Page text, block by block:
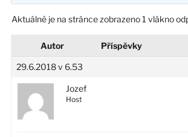
Aktuálně je na stránce zobrazeno 1 vlákno
Autor Příspěvky
29.6.2018 v 6.53
Jozef
Host